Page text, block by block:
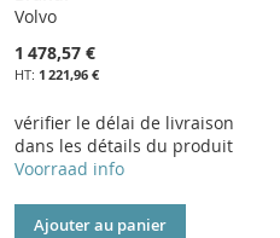
Volvo
1 478,57 €
1 221,96 €
vérifier le délai de livraison
dans les détails du produit
Voorraad info
Ajouter au panier